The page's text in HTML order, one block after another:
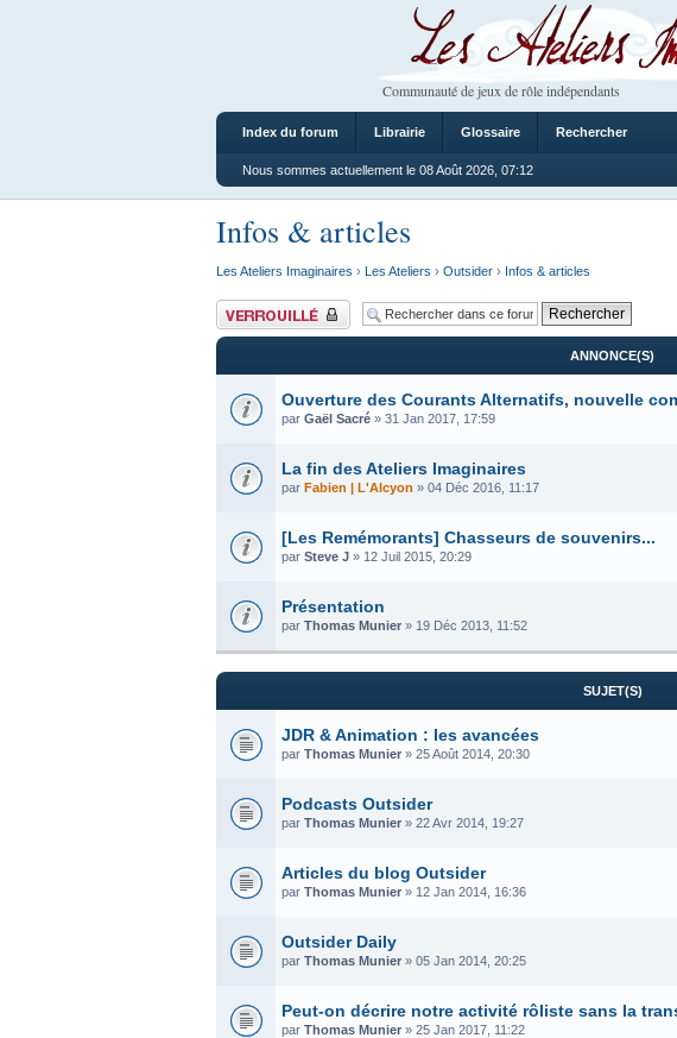
Les Ateliers
Communauté de jeux de rôle indépendants
Index du forum Librairie Glossaire Rechercher
Nous sommes actuellement le 08 Août 2026, 07:12
Infos & articles
Les Ateliers Imaginaires › Les Ateliers › Outsider › Infos & articles
Forum verrouillé
ANNONCE(S)
Ouverture des Courants Alternatifs, nouvelle
par Gaël Sacré » 31 Jan 2017, 17:59
La fin des Ateliers Imaginaires
par Fabien | L'Alcyon » 04 Déc 2016, 11:17
[Les Remémorants] Chasseurs de souvenirs...
par Steve J » 12 Juil 2015, 20:29
Présentation
par Thomas Munier » 19 Déc 2013, 11:52
SUJET(S)
JDR & Animation : les avancées
par Thomas Munier » 25 Août 2014, 20:30
Podcasts Outsider
par Thomas Munier » 22 Avr 2014, 19:27
Articles du blog Outsider
par Thomas Munier » 12 Jan 2014, 16:36
Outsider Daily
par Thomas Munier » 05 Jan 2014, 20:25
Peut-on décrire notre activité rôliste sans la
par Thomas Munier » 25 Jan 2017, 11:22